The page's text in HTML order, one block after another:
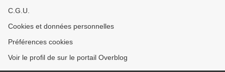
C.G.U.
Cookies et données personnelles
Préférences cookies
Voir le profil de sur le portail Overblog